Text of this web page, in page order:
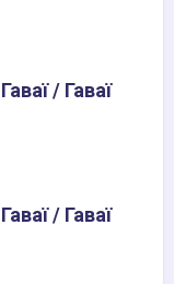
/ Гаваї
/ Гаваї